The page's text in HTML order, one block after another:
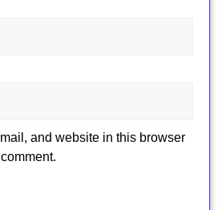
and website in this browser